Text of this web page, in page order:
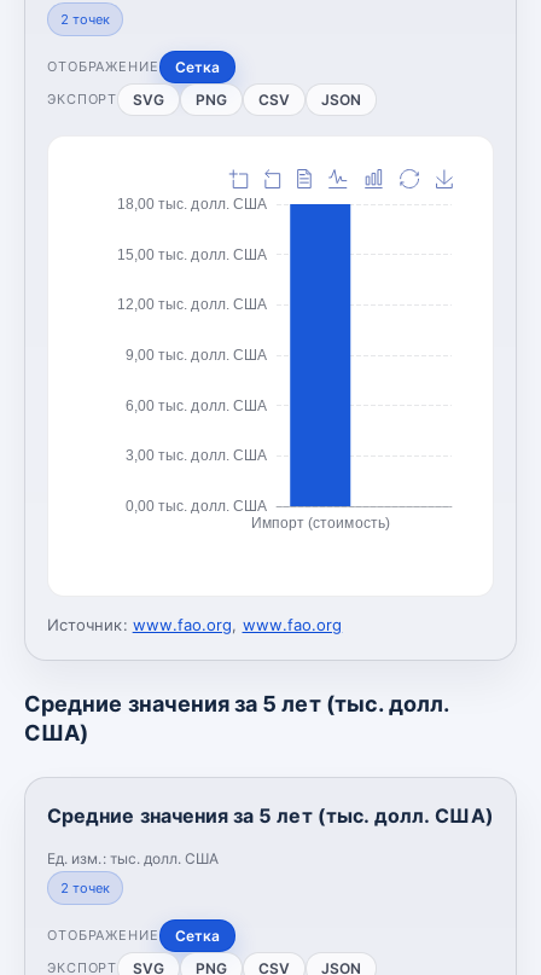
2 точек
ОТОБРАЖЕНИЕ Сетка
ЭКСПОРТ SVG PNG CSV JSON
0,00 тыс. долл. США
3,00 тыс. долл. США
6,00 тыс. долл. США
9,00 тыс. долл. США
12,00 тыс. долл. США
15,00 тыс. долл. США
18,00 тыс. долл. США
Импорт (стоимость)
Источник: www.fao.org, www.fao.org
Средние значения за 5 лет (тыс. долл.
США)
Средние значения за 5 лет (тыс. долл. США)
Ед. изм.: тыс. долл. США
2 точек
ОТОБРАЖЕНИЕ Сетка
ЭКСПОРТ SVG PNG CSV JSON